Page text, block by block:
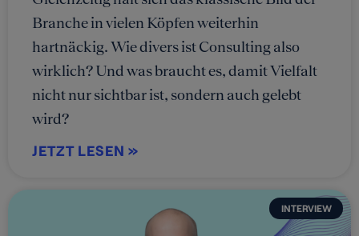
Branche in vielen Köpfen weiterhin
hartnäckig. Wie divers ist Consulting also
wirklich? Und was braucht es, damit Vielfalt
nicht nur sichtbar ist, sondern auch gelebt
wird?
JETZT LESEN »
INTERVIEW